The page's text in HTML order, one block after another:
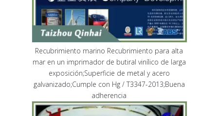
Recubrimiento marino Recubrimiento para alta
mar en un imprimador de butiral vinílico de larga
exposición;Superficie de metal y acero
galvanizado;Cumple con Hg / T3347-2013;Buena
adherencia